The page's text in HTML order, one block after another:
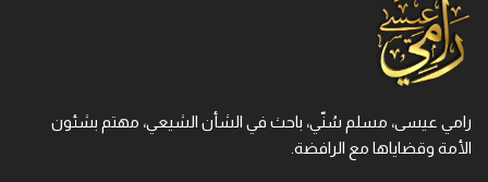
رامي عيسى، مسلم سُنّي، باحث في الشأن الشيعي، مهتم بشئون
الأمة وقضاياها مع الرافضة.